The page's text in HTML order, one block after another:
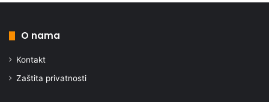
O nama
Kontakt
Zaštita privatnosti